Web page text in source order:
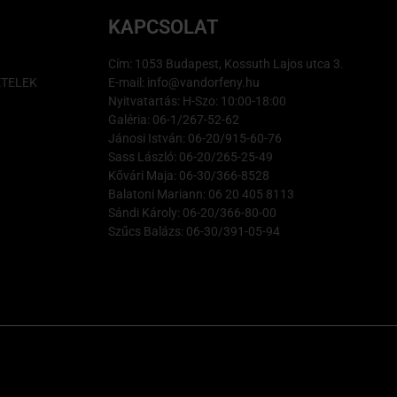
KAPCSOLAT
Cím: 1053 Budapest, Kossuth Lajos utca 3.
E-mail: info@vandorfeny.hu
Nyitvatartás: H-Szo: 10:00-18:00
Galéria: 06-1/267-52-62
Jánosi István: 06-20/915-60-76
Sass László: 06-20/265-25-49
Kővári Maja: 06-30/366-8528
Balatoni Mariann: 06 20 405 8113
Sándi Károly: 06-20/366-80-00
Szűcs Balázs: 06-30/391-05-94